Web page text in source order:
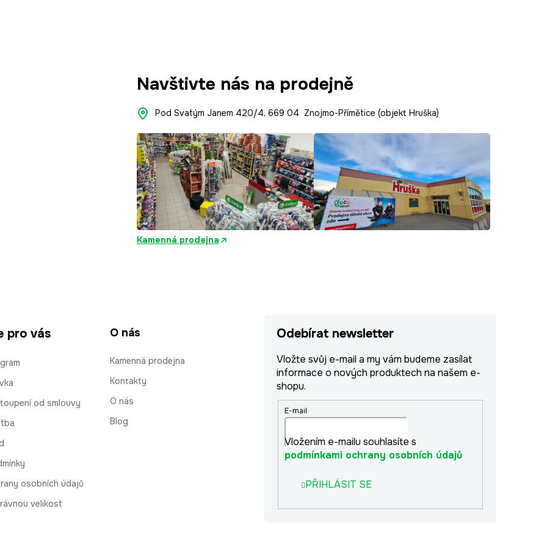
Navštivte nás na prodejně
Pod Svatým Janem 420/4, 669 04 Znojmo-Přímětice (objekt Hruška)
Kamenná prodejna
pro vás
od smlouvy
osobních údajů
velikost
O nás
Kamenná prodejna
Kontakty
O nás
Blog
Odebírat newsletter
Vložte svůj e-mail a my vám budeme zasílat
informace o nových produktech na našem e-
shopu.
E-mail
Vložením e-mailu souhlasíte s
podmínkami ochrany osobních údajů
PŘIHLÁSIT SE